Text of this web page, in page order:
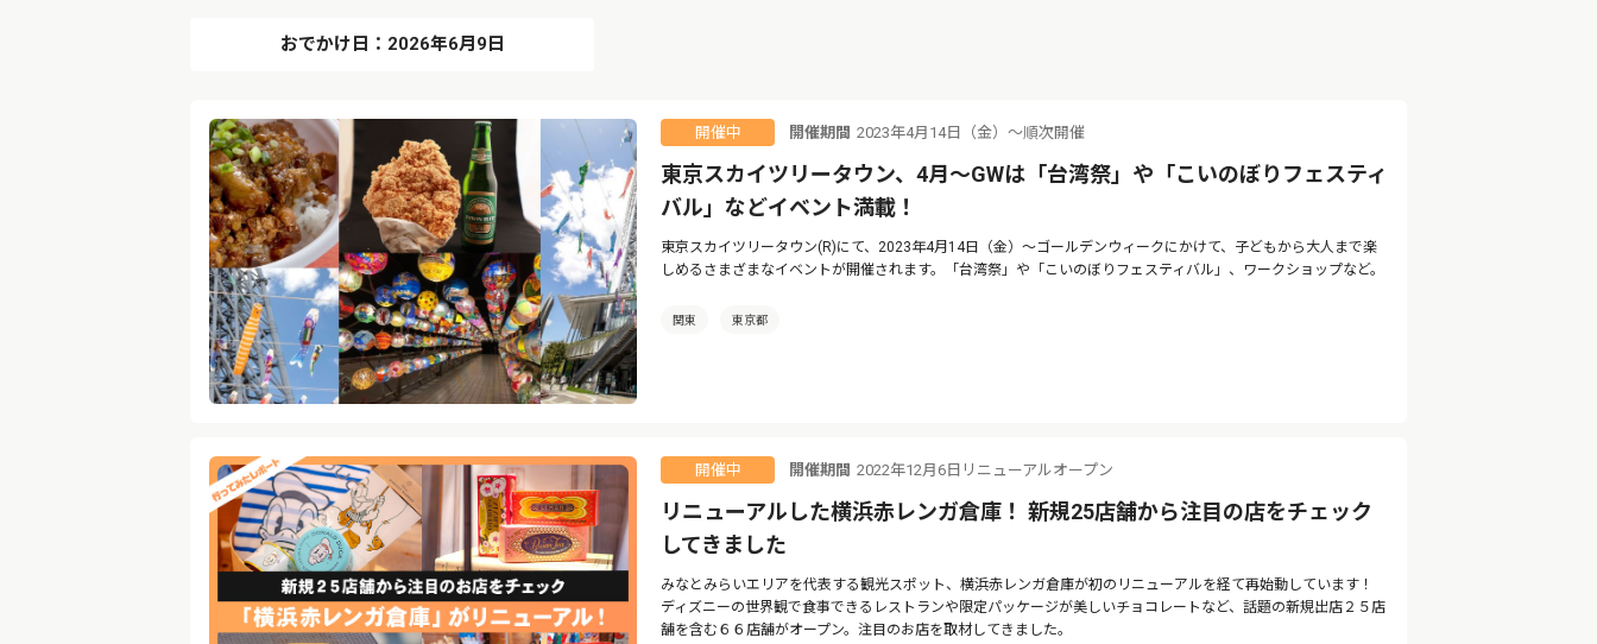
おでかけ日：2026年6月9日
開催中 開催期間 2023年4月14日（金）〜順次開催
東京スカイツリータウン、4月〜GWは「台湾祭」や「こいのぼりフェスティ
バル」などイベント満載！
東京スカイツリータウン(R)にて、2023年4月14日（金）〜ゴールデンウィークにかけて、子どもから大人まで楽
しめるさまざまなイベントが開催されます。「台湾祭」や「こいのぼりフェスティバル」、ワークショップなど。
関東 東京都
開催中 開催期間 2022年12月6日リニューアルオープン
リニューアルした横浜赤レンガ倉庫！ 新規25店舗から注目の店をチェック
してきました
みなとみらいエリアを代表する観光スポット、横浜赤レンガ倉庫が初のリニューアルを経て再始動しています！
ディズニーの世界観で食事できるレストランや限定パッケージが美しいチョコレートなど、話題の新規出店２５店
舗を含む６６店舗がオープン。注目のお店を取材してきました。